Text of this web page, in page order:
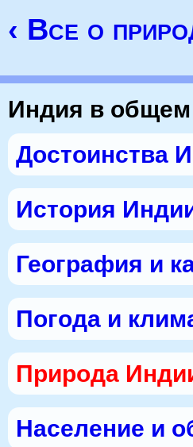
‹ Все о
Индия в общем
Достоинства
История
География и
Погода и
Природа
Население и